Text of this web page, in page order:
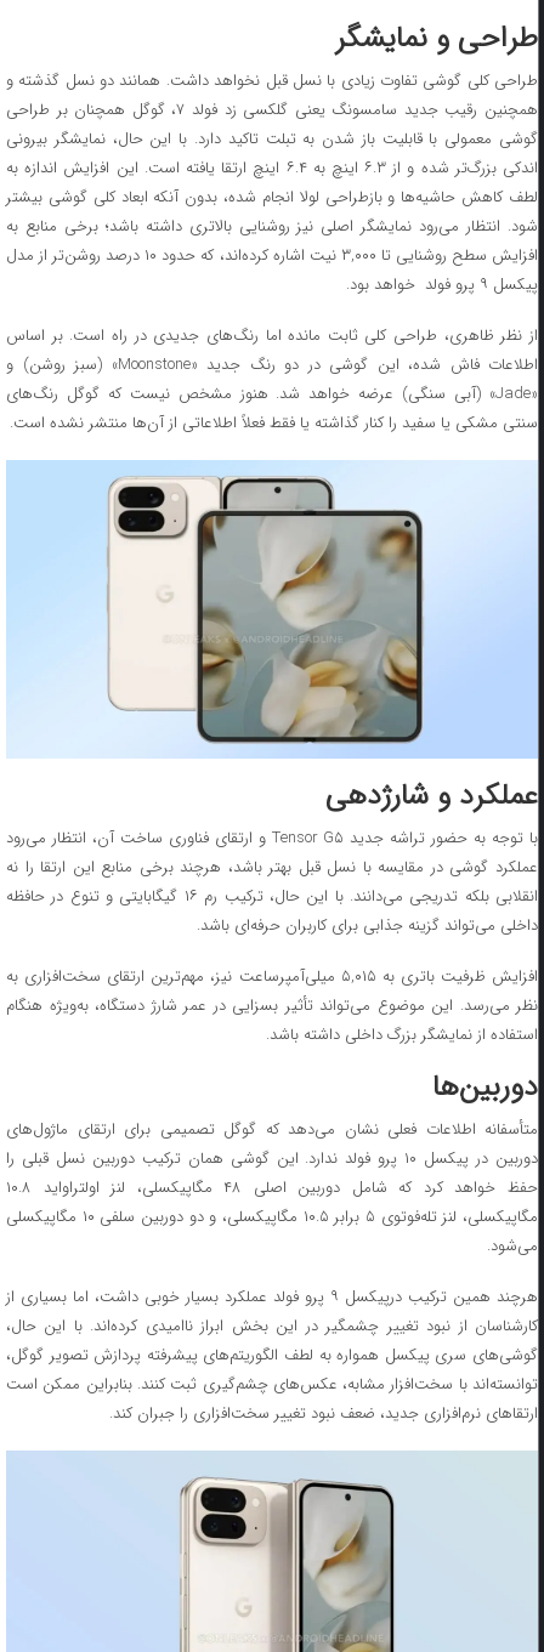
طراحی و نمایشگر
طراحی کلی گوشی تفاوت زیادی با نسل قبل نخواهد داشت. همانند دو نسل گذشته و
همچنین رقیب جدید سامسونگ یعنی گلکسی زد فولد ۷، گوگل همچنان بر طراحی
گوشی معمولی با قابلیت باز شدن به تبلت تاکید دارد. با این حال، نمایشگر بیرونی
اندکی بزرگ‌تر شده و از ۶.۳ اینچ به ۶.۴ اینچ ارتقا یافته است. این افزایش اندازه به
لطف کاهش حاشیه‌ها و بازطراحی لولا انجام شده، بدون آنکه ابعاد کلی گوشی بیشتر
شود. انتظار می‌رود نمایشگر اصلی نیز روشنایی بالاتری داشته باشد؛ برخی منابع به
افزایش سطح روشنایی تا ۳,۰۰۰ نیت اشاره کرده‌اند، که حدود ۱۰ درصد روشن‌تر از مدل
پیکسل ۹ پرو فولد خواهد بود.
از نظر ظاهری، طراحی کلی ثابت مانده اما رنگ‌های جدیدی در راه است. بر اساس
اطلاعات فاش شده، این گوشی در دو رنگ جدید «Moonstone» (سبز روشن) و
«Jade» (آبی سنگی) عرضه خواهد شد. هنوز مشخص نیست که گوگل رنگ‌های
سنتی مشکی یا سفید را کنار گذاشته یا فقط فعلاً اطلاعاتی از آن‌ها منتشر نشده است.
عملکرد و شارژدهی
با توجه به حضور تراشه جدید Tensor G۵ و ارتقای فناوری ساخت آن، انتظار می‌رود
عملکرد گوشی در مقایسه با نسل قبل بهتر باشد، هرچند برخی منابع این ارتقا را نه
انقلابی بلکه تدریجی می‌دانند. با این حال، ترکیب رم ۱۶ گیگابایتی و تنوع در حافظه
داخلی می‌تواند گزینه جذابی برای کاربران حرفه‌ای باشد.
افزایش ظرفیت باتری به ۵,۰۱۵ میلی‌آمپرساعت نیز، مهم‌ترین ارتقای سخت‌افزاری به
نظر می‌رسد. این موضوع می‌تواند تأثیر بسزایی در عمر شارژ دستگاه، به‌ویژه هنگام
استفاده از نمایشگر بزرگ داخلی داشته باشد.
دوربین‌ها
متأسفانه اطلاعات فعلی نشان می‌دهد که گوگل تصمیمی برای ارتقای ماژول‌های
دوربین در پیکسل ۱۰ پرو فولد ندارد. این گوشی همان ترکیب دوربین نسل قبلی را
حفظ خواهد کرد که شامل دوربین اصلی ۴۸ مگاپیکسلی، لنز اولتراواید ۱۰.۸
مگاپیکسلی، لنز تله‌فوتوی ۵ برابر ۱۰.۵ مگاپیکسلی، و دو دوربین سلفی ۱۰ مگاپیکسلی
می‌شود.
هرچند همین ترکیب درپیکسل ۹ پرو فولد عملکرد بسیار خوبی داشت، اما بسیاری از
کارشناسان از نبود تغییر چشمگیر در این بخش ابراز ناامیدی کرده‌اند. با این حال،
گوشی‌های سری پیکسل همواره به لطف الگوریتم‌های پیشرفته پردازش تصویر گوگل،
توانسته‌اند با سخت‌افزار مشابه، عکس‌های چشم‌گیری ثبت کنند. بنابراین ممکن است
ارتقاهای نرم‌افزاری جدید، ضعف نبود تغییر سخت‌افزاری را جبران کند.